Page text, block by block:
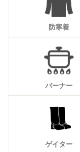
防寒着
バーナー
ゲイター